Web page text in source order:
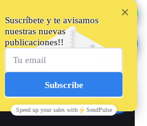
Locales
💬
🔵